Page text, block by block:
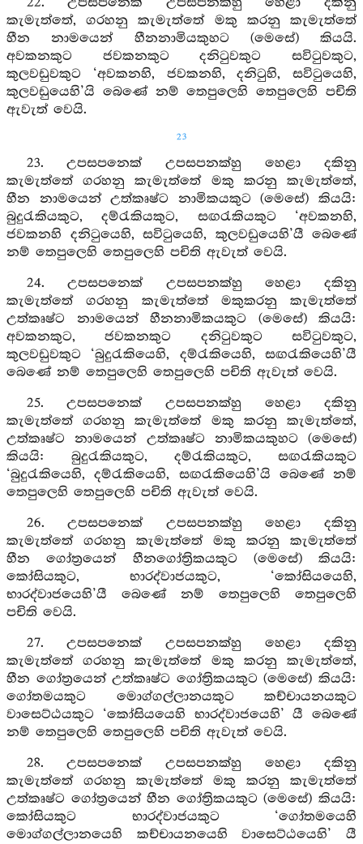
කැමැත්තේ, ගරහනු කැමැත්තේ මකු කරනු කැමැත්තේ
හීන නාමයෙන් හීනනාමියකුහට (මෙසේ) කියයි.
අවකනකුට ජවකනකුට දනිටුවකුට සවිටුවකුට,
කුලවඩුවකුට ‘අවකනහි, ජවකනහි, දනිටුහි, සවිටුයෙහි,
කුලවඩුයෙහි’යි බෙණේ නම් තෙපුලෙහි තෙපුලෙහි පචිති
ඇවැත් වෙයි.
23
23. උපසපනෙක් උපසපනක්හු හෙළා දකිනු
කැමැත්තේ ගරහනු කැමැත්තේ මකු කරනු කැමැත්තේ,
හීන නාමයෙන් උත්කෘෂ්ට නාමිකයකුට (මෙසේ) කියයි:
බුදුරැකියකුට, දම්රැකියකුට, සඟරැකියකුට ‘අවකනහි,
ජවකනහි දනිටුයෙහි, සවිටුයෙහි, කුලවඩුයෙහි’යී බෙණේ
නම් තෙපුලෙහි තෙපුලෙහි පචිති ඇවැත් වෙයි.
24. උපසපනෙක් උපසපනක්හු හෙළා දකිනු
කැමැත්තේ ගරහනු කැමැත්තේ මකුකරනු කැමැත්තේ
උත්කෘෂ්ට නාමයෙන් හීනනාමිකයකුට (මෙසේ) කියයි:
අවකනකුට, ජවකනකුට දනිටුවකුට සවිටුවකුට,
කුලවඩුවකුට ‘බුදුරැකියෙහි, දම්රැකියෙහි, සඟරැකියෙහි’යී
බෙණේ නම් තෙපුලෙහි තෙපුලෙහි පචිති ඇවැත් වෙයි.
25. උපසපනෙක් උපසපනක්හු හෙළා දකිනු
කැමැත්තේ ගරහනු කැමැත්තේ මකු කරනු කැමැත්තේ,
උත්කෘෂ්ට නාමයෙන් උත්කෘෂ්ට නාමිකයකුහට (මෙසේ)
කියයි: බුදුරැකියකුට, දම්රැකියකුට, සඟරැකියකුට
‘බුදුරැකියෙහි, දම්රැකියෙහි, සඟරැකියෙහි’යි බෙණේ නම්
තෙපුලෙහි තෙපුලෙහි පචිති ඇවැත් වෙයි.
26. උපසපනෙක් උපසපනක්හු හෙළා දකිනු
කැමැත්තේ ගරහනු කැමැත්තේ මකු කරනු කැමැත්තේ
හීන ගෝත්‍රයෙන් හීනගෝත්‍රිකයකුට (මෙසේ) කියයි:
කෝසියකුට, භාරද්වාජයකුට, ‘කෝසියයෙහි,
භාරද්වාජයෙහි’යී බෙණේ නම් තෙපුලෙහි තෙපුලෙහි
පචිති වෙයි.
27. උපසපනෙක් උපසපනක්හු හෙළා දකිනු
කැමැත්තේ ගරහනු කැමැත්තේ මකු කරනු කැමැත්තේ,
හීන ගෝත්‍රයෙන් උත්කෘෂ්ට ගෝත්‍රිකයකුට (මෙසේ) කියයි:
ගෝතමයකුට මොග්ගල්ලානයකුට කච්චායනයකුට
වාසෙට්ඨයකුට ‘කෝසියයෙහි භාරද්වාජයෙහි’ යී බෙණේ
නම් තෙපුලෙහි තෙපුලෙහි පචිති ඇවැත් වෙයි.
28. උපසපනෙක් උපසපනක්හු හෙළා දකිනු
කැමැත්තේ ගරහනු කැමැත්තේ මකු කරනු කැමැත්තේ
උත්කෘෂ්ට ගෝත්‍රයෙන් හීන ගෝත්‍රිකයකුට (මෙසේ) කියයි:
කෝසියකුට භාරද්වාජයකුට ‘ගෝතමයෙහි
මොග්ගල්ලානයෙහි කච්චායනයෙහි වාසෙට්ඨයෙහි’ යී